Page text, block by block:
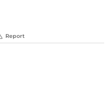
Report